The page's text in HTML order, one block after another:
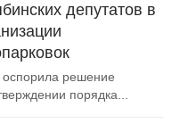
депутатов в
оспорила решение
порядка...